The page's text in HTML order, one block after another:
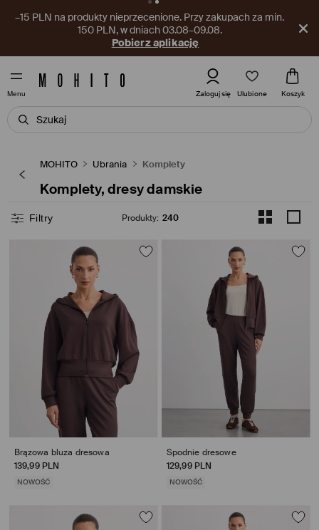
–15% na wybrane produkty. Przy zakupie min. 2 dowolnych
produktów, w dniach 03.08–09.08. KOD: SUMMER15
Zobacz więcej
Menu Zaloguj się Ulubione Koszyk
MOHITO Ubrania Komplety
Komplety, dresy damskie
Filtry Produkty: 240
Brązowa bluza dresowa
139,99 PLN
NOWOŚĆ
Spodnie dresowe
129,99 PLN
NOWOŚĆ